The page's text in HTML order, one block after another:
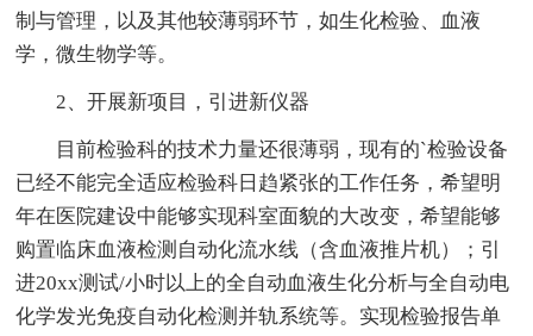
制与管理，以及其他较薄弱环节，如生化检验、血液
学，微生物学等。
2、开展新项目，引进新仪器
目前检验科的技术力量还很薄弱，现有的`检验设备
已经不能完全适应检验科日趋紧张的工作任务，希望明
年在医院建设中能够实现科室面貌的大改变，希望能够
购置临床血液检测自动化流水线（含血液推片机）；引
进20xx测试/小时以上的全自动血液生化分析与全自动电
化学发光免疫自动化检测并轨系统等。实现检验报告单